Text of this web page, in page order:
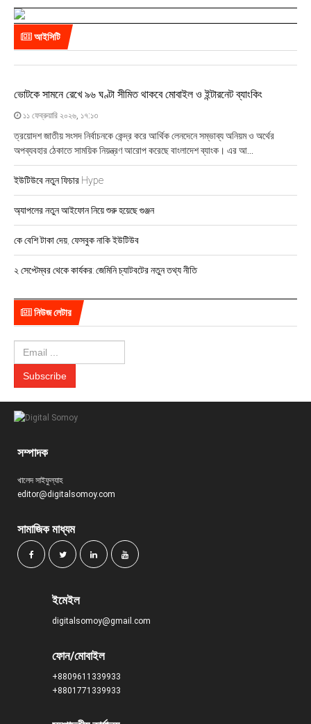
আইসিটি
ভোটকে সামনে রেখে ৯৬ ঘণ্টা সীমিত থাকবে মোবাইল ও ইন্টারনেট ব্যাংকিং
১১ ফেব্রুয়ারি ২০২৬, ১৭:১৩
ত্রয়োদশ জাতীয় সংসদ নির্বাচনকে কেন্দ্র করে আর্থিক লেনদেনে সম্ভাব্য অনিয়ম ও অর্থের
অপব্যবহার ঠেকাতে সাময়িক নিয়ন্ত্রণ আরোপ করেছে বাংলাদেশ ব্যাংক। এর আ...
ইউটিউবে নতুন ফিচার Hype
অ্যাপলের নতুন আইফোন নিয়ে শুরু হয়েছে গুঞ্জন
কে বেশি টাকা দেয়, ফেসবুক নাকি ইউটিউব
২ সেপ্টেম্বর থেকে কার্যকর: জেমিনি চ্যাটবটের নতুন তথ্য নীতি
নিউজ লেটার
সম্পাদক
খালেদ সাইফুল্যাহ
editor@digitalsomoy.com
সামাজিক মাধ্যম
ইমেইল
digitalsomoy@gmail.com
ফোন/মোবাইল
+8809611339933
+8801771339933